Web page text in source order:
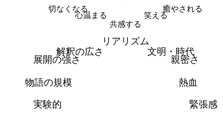
癒やされる
笑える
共感する
心温まる
切なくなる
リアリズム
文明・時代
親密さ
熱血
緊張感
実験的
物語の規模
展開の強さ
解釈の広さ